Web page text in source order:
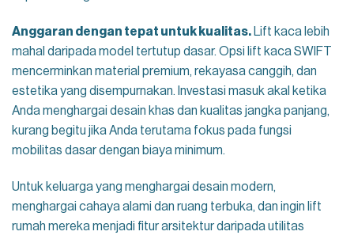
Anggaran dengan tepat untuk kualitas. Lift kaca lebih
mahal daripada model tertutup dasar. Opsi lift kaca SWIFT
mencerminkan material premium, rekayasa canggih, dan
estetika yang disempurnakan. Investasi masuk akal ketika
Anda menghargai desain khas dan kualitas jangka panjang,
kurang begitu jika Anda terutama fokus pada fungsi
mobilitas dasar dengan biaya minimum.
Untuk keluarga yang menghargai desain modern,
menghargai cahaya alami dan ruang terbuka, dan ingin lift
rumah mereka menjadi fitur arsitektur daripada utilitas